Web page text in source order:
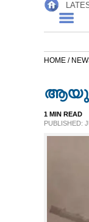
HOME /
ആയുധ
1 MIN READ
PUBLISHED: